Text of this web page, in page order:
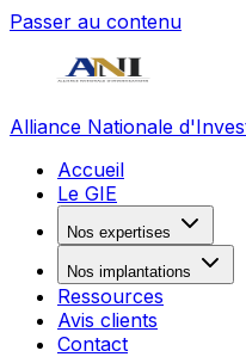
Passer au contenu
Alliance Nationale
Accueil
Le GIE
Nos expertises
Nos implantations
Ressources
Avis clients
Contact